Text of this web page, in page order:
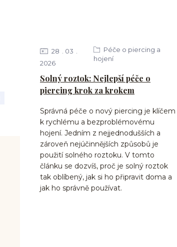
Solný roztok: Nejlepší péče o
piercing krok za krokem
28
03
2026
Péče o piercing a
hojení
Správná péče o nový piercing je klíčem
k rychlému a bezproblémovému
hojení. Jedním z nejjednodušších a
zároveň nejúčinnějších způsobů je
použití solného roztoku. V tomto
článku se dozvíš, proč je solný roztok
tak oblíbený, jak si ho připravit doma a
jak ho správně používat.